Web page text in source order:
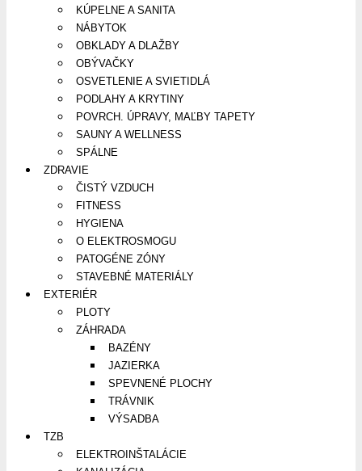
KÚPELNE A SANITA
NÁBYTOK
OBKLADY A DLAŽBY
OBÝVAČKY
OSVETLENIE A SVIETIDLÁ
PODLAHY A KRYTINY
POVRCH. ÚPRAVY, MAĽBY TAPETY
SAUNY A WELLNESS
SPÁLNE
ZDRAVIE
ČISTÝ VZDUCH
FITNESS
HYGIENA
O ELEKTROSMOGU
PATOGÉNE ZÓNY
STAVEBNÉ MATERIÁLY
EXTERIÉR
PLOTY
ZÁHRADA
BAZÉNY
JAZIERKA
SPEVNENÉ PLOCHY
TRÁVNIK
VÝSADBA
TZB
ELEKTROINŠTALÁCIE